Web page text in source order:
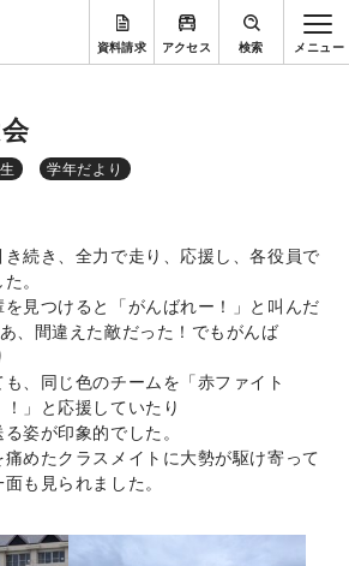
資料請求 アクセス 検索
学年だより
続き、全力で走り、応援し、各役員で
。
見つけると「がんばれー！」と叫んだ
、間違えた敵だった！でもがんば
、同じ色のチームを「赤ファイト
」と応援していたり
姿が印象的でした。
痛めたクラスメイトに大勢が駆け寄って
も見られました。